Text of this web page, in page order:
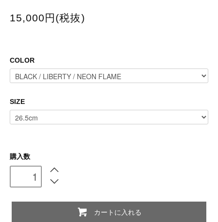
15,000円(税抜)
COLOR
SIZE
購入数
カートに入れる